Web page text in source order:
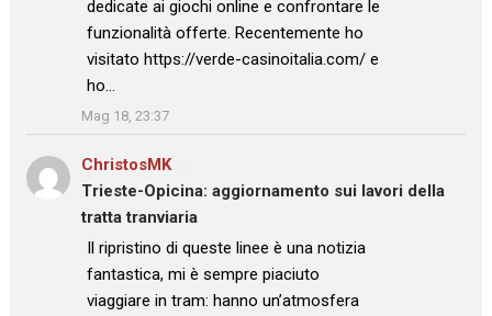
dedicate ai giochi online e confrontare le
funzionalità offerte. Recentemente ho
visitato https://verde-casinoitalia.com/ e
ho…
”
Mag 18, 23:37
ChristosMKsu
Trieste-Opicina: aggiornamento sui lavori della
tratta tranviaria
: “
Il ripristino di queste linee è una notizia
fantastica, mi è sempre piaciuto
viaggiare in tram: hanno un’atmosfera